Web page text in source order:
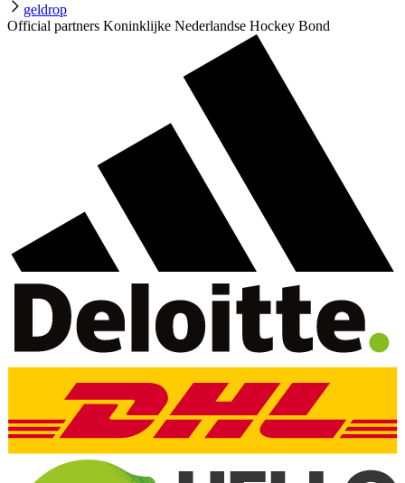
geldrop
Official partners Koninklijke Nederlandse Hockey Bond